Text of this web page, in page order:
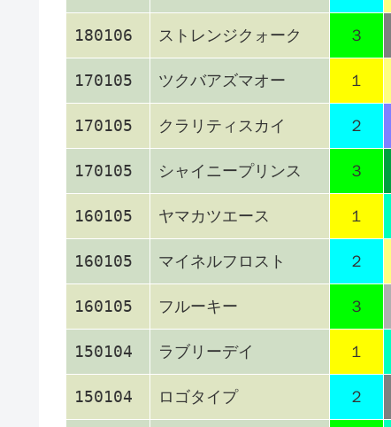
180106 ストレンジクォーク ３
170105 ツクバアズマオー １
170105 クラリティスカイ ２
170105 シャイニープリンス ３
160105 ヤマカツエース １
160105 マイネルフロスト ２
160105 フルーキー ３
150104 ラブリーデイ １
150104 ロゴタイプ ２